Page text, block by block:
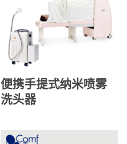
便携手提式纳米喷雾
洗头器